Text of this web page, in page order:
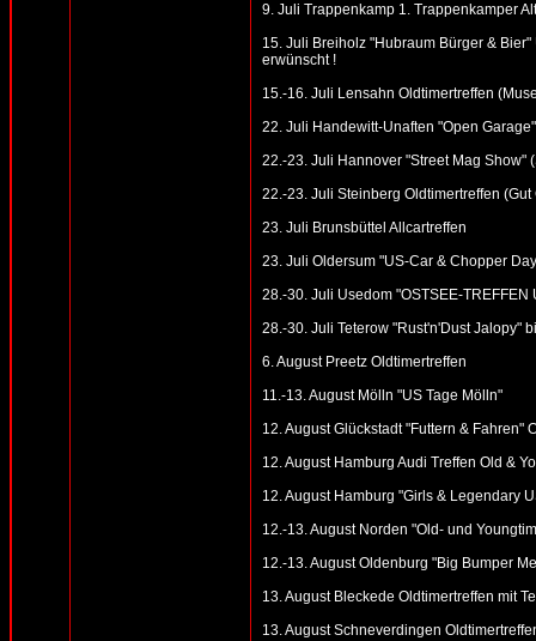
9. Juli Trappenkamp 1. Trappenkamper
15. Juli Breiholz "Hubraum Bürger &
erwünscht !
15.-16. Juli Lensahn Oldtimertreffen
22. Juli Handewitt-Unaften "Open
22.-23. Juli Hannover "Street Mag Show"
22.-23. Juli Steinberg Oldtimertreffen
23. Juli Brunsbüttel Allcartreffen
23. Juli Oldersum "US-Car & Chopper
28.-30. Juli Usedom "OSTSEE-TREFFEN
28.-30. Juli Teterow "Rust'n'Dust Jalopy"
6. August Preetz Oldtimertreffen
11.-13. August Mölln "US Tage Mölln"
12. August Glückstadt "Futtern & Fahren"
12. August Hamburg Audi Treffen Old &
12. August Hamburg "Girls & Legendary
12.-13. August Norden "Old- und
12.-13. August Oldenburg "Big Bumper
13. August Bleckede Oldtimertreffen mit
13. August Schneverdingen